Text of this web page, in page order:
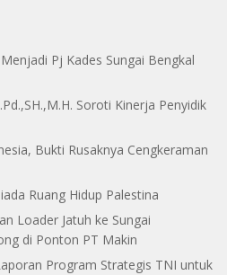
Pj Kades Sungai Bengkal
Soroti Kinerja Penyidik
Bukti Rusaknya Cengkeraman
Ruang Hidup Palestina
Loader Jatuh ke Sungai
di Ponton PT Makin
Program Strategis TNI untuk